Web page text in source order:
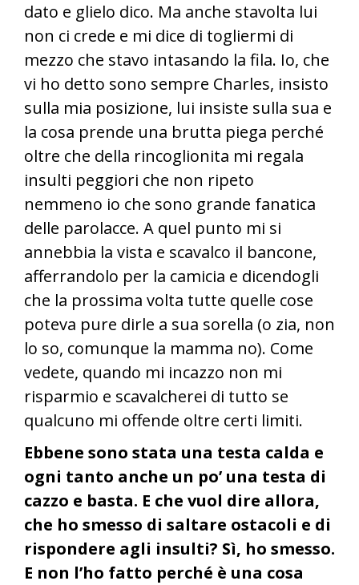
dato e glielo dico. Ma anche stavolta lui
non ci crede e mi dice di togliermi di
mezzo che stavo intasando la fila. Io, che
vi ho detto sono sempre Charles, insisto
sulla mia posizione, lui insiste sulla sua e
la cosa prende una brutta piega perché
oltre che della rincoglionita mi regala
insulti peggiori che non ripeto
nemmeno io che sono grande fanatica
delle parolacce. A quel punto mi si
annebbia la vista e scavalco il bancone,
afferrandolo per la camicia e dicendogli
che la prossima volta tutte quelle cose
poteva pure dirle a sua sorella (o zia, non
lo so, comunque la mamma no). Come
vedete, quando mi incazzo non mi
risparmio e scavalcherei di tutto se
qualcuno mi offende oltre certi limiti.
Ebbene sono stata una testa calda e
ogni tanto anche un po’ una testa di
cazzo e basta. E che vuol dire allora,
che ho smesso di saltare ostacoli e di
rispondere agli insulti? Sì, ho smesso.
E non l’ho fatto perché è una cosa